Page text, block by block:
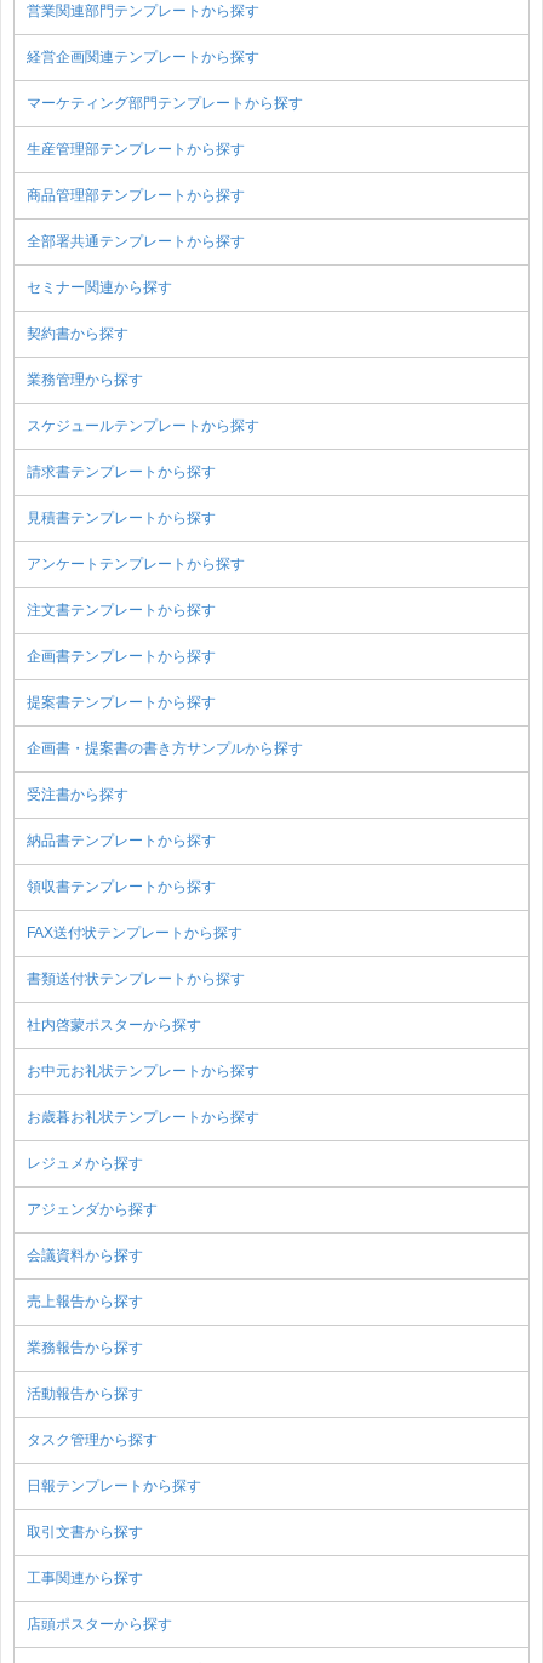
営業関連部門テンプレートから探す
経営企画関連テンプレートから探す
マーケティング部門テンプレートから探す
生産管理部テンプレートから探す
商品管理部テンプレートから探す
全部署共通テンプレートから探す
セミナー関連から探す
契約書から探す
業務管理から探す
スケジュールテンプレートから探す
請求書テンプレートから探す
見積書テンプレートから探す
アンケートテンプレートから探す
注文書テンプレートから探す
企画書テンプレートから探す
提案書テンプレートから探す
企画書・提案書の書き方サンプルから探す
受注書から探す
納品書テンプレートから探す
領収書テンプレートから探す
FAX送付状テンプレートから探す
書類送付状テンプレートから探す
社内啓蒙ポスターから探す
お中元お礼状テンプレートから探す
お歳暮お礼状テンプレートから探す
レジュメから探す
アジェンダから探す
会議資料から探す
売上報告から探す
業務報告から探す
活動報告から探す
タスク管理から探す
日報テンプレートから探す
取引文書から探す
工事関連から探す
店頭ポスターから探す